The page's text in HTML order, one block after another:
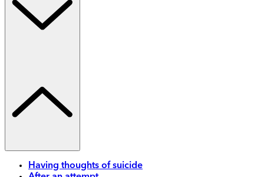
Having thoughts of suicide